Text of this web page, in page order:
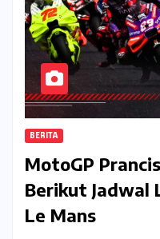
BERITA
MotoGP
Berikut Jadwal
Le Mans